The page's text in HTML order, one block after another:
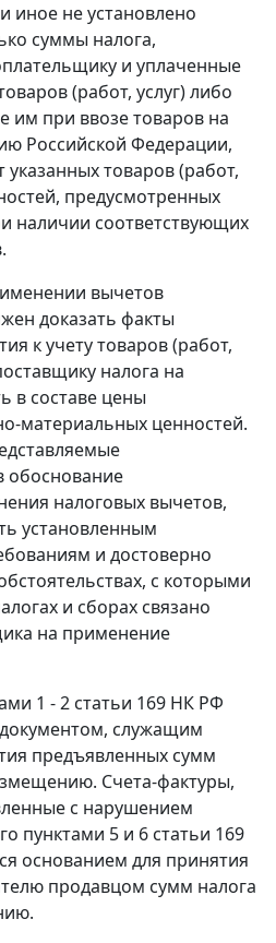
иное не установлено
суммы налога,
и уплаченные
(работ, услуг) либо
им при ввозе товаров на
Российской Федерации,
указанных товаров (работ,
предусмотренных
наличии соответствующих
вычетов
доказать факты
к учету товаров (работ,
налога на
в составе цены
материальных ценностей.
обоснование
налоговых вычетов,
установленным
и достоверно
с которыми
и сборах связано
на применение
1 - 2 статьи 169 НК РФ
документом, служащим
предъявленных сумм
Счета-фактуры,
с нарушением
пунктами 5 и 6 статьи 169
основанием для принятия
продавцом сумм налога